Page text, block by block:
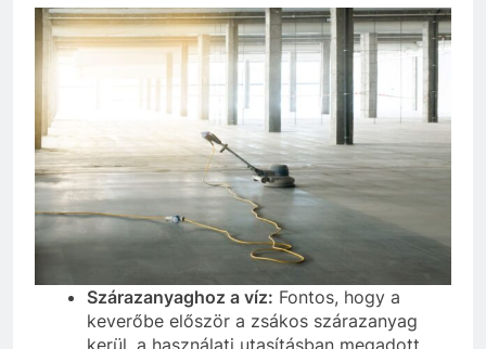
Szárazanyaghoz a víz: Fontos, hogy a
keverőbe először a zsákos szárazanyag